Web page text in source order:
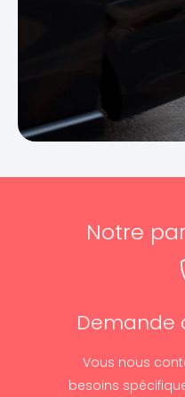
Notre
Demande
Vous nous
besoins